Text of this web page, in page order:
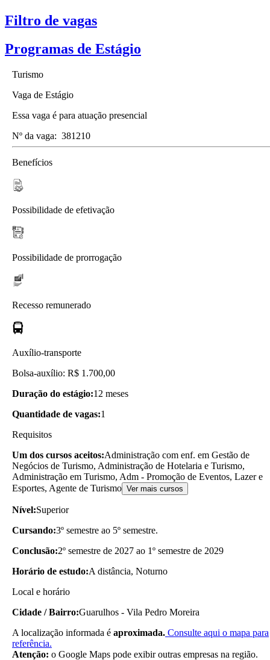
Filtro de vagas
Programas de Estágio
Turismo
Vaga de Estágio
Essa vaga é para atuação presencial
Nº da vaga: 381210
Benefícios
Possibilidade de efetivação
Possibilidade de prorrogação
Recesso remunerado
Auxílio-transporte
Bolsa-auxílio: R$ 1.700,00
Duração do estágio:12 meses
Quantidade de vagas:1
Requisitos
Um dos cursos aceitos:Administração com enf. em Gestão de
Negócios de Turismo, Administração de Hotelaria e Turismo,
Administração em Turismo, Adm - Promoção de Eventos, Lazer e
Esportes, Agente de Turismo Ver mais cursos
Nível:Superior
Cursando:3º semestre ao 5º semestre.
Conclusão:2º semestre de 2027 ao 1º semestre de 2029
Horário de estudo:A distância, Noturno
Local e horário
Cidade / Bairro:Guarulhos - Vila Pedro Moreira
A localização informada é aproximada. Consulte aqui o mapa para
referência.
Atenção: o Google Maps pode exibir outras empresas na região.